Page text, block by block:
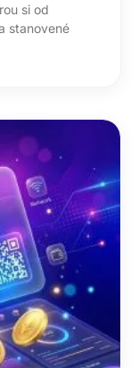
si od
stanovené